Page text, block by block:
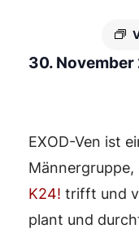
30.
EXOD-Ven ist
Männergruppe,
K24! trifft und
plant und